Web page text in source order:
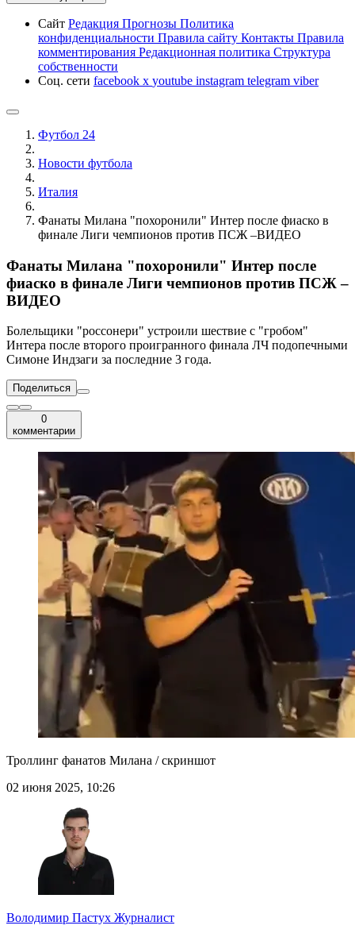
Сайт Редакция Прогнозы Политика
конфиденциальности Правила сайту Контакты Правила
комментирования Редакционная политика Структура
собственности
Соц. сети facebook x youtube instagram telegram viber
Футбол 24
Новости футбола
Италия
Фанаты Милана "похоронили" Интер после фиаско в
финале Лиги чемпионов против ПСЖ –ВИДЕО
Фанаты Милана "похоронили" Интер после
фиаско в финале Лиги чемпионов против ПСЖ –
ВИДЕО
Болельщики "россонери" устроили шествие с "гробом"
Интера после второго проигранного финала ЛЧ подопечными
Симоне Индзаги за последние 3 года.
Поделиться
0
комментарии
Троллинг фанатов Милана / скриншот
02 июня 2025, 10:26
Володимир Пастух Журналист